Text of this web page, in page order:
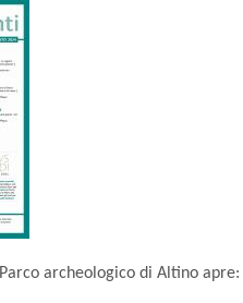
Parco archeologico di Altino apre: